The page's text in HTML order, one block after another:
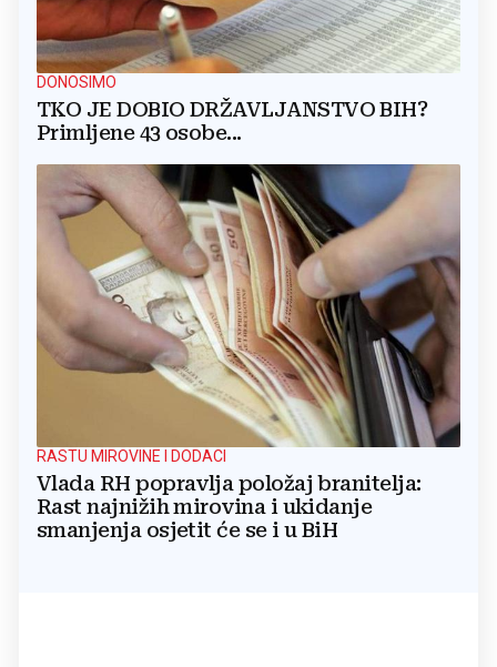
DONOSIMO
TKO JE DOBIO DRŽAVLJANSTVO BIH?
Primljene 43 osobe...
RASTU MIROVINE I DODACI
Vlada RH popravlja položaj branitelja:
Rast najnižih mirovina i ukidanje
smanjenja osjetit će se i u BiH